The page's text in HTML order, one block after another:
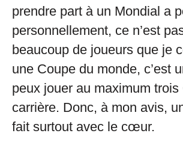
prendre part à un Mondial a
personnellement, ce n’est
beaucoup de joueurs que je
une Coupe du monde, c’est
peux jouer au maximum
carrière. Donc, à mon avis,
fait surtout avec le cœur.